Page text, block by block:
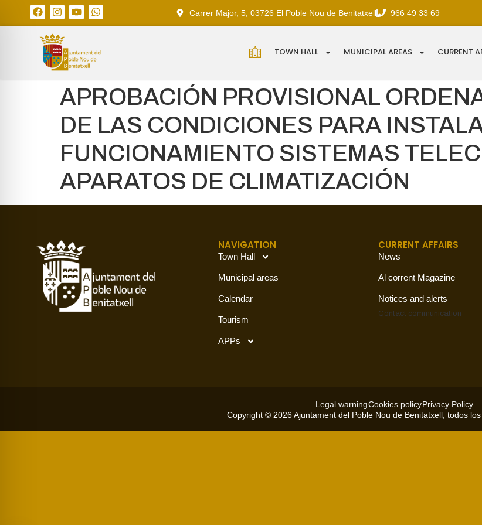
Carrer Major, 5, 03726 El Poble Nou de Benitatxell 966 49 33 69
TOWN HALL MUNICIPAL AREAS CURRENT
APROBACIÓN PROVISIONAL
DE LAS CONDICIONES PARA
FUNCIONAMIENTO SISTEMAS
APARATOS DE CLIMATIZACIÓN
NAVIGATION
Town Hall
Municipal areas
Calendar
Tourism
APPs
CURRENT AFFAIRS
News
Al corrent Magazine
Notices and alerts
Contact communication
Legal warningCookies policyPrivacy Policy
Copyright © 2026 Ajuntament del Poble Nou de Benitatxell, todos